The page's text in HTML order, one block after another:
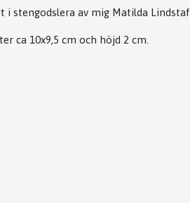
i stengodslera av mig Matilda Lindstaf.
ca 10x9,5 cm och höjd 2 cm.